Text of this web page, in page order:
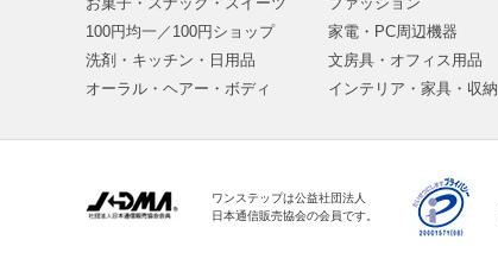
100円均一／100円ショップ
洗剤・キッチン・日用品
オーラル・ヘアー・ボディ
家電・PC周辺機器
文房具・オフィス用品
インテリア・家具・収納
ワンステップは公益社団法人
日本通信販売協会の会員です。